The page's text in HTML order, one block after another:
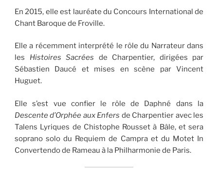
En 2015, elle est lauréate du Concours International de
Chant Baroque de Froville.
Elle a récemment interprété le rôle du Narrateur dans
les Histoires Sacrées de Charpentier, dirigées par
Sébastien Daucé et mises en scène par Vincent
Huguet.
Elle s’est vue confier le rôle de Daphné dans la
Descente d’Orphée aux Enfers de Charpentier avec les
Talens Lyriques de Chistophe Rousset à Bâle, et sera
soprano solo du Requiem de Campra et du Motet In
Convertendo de Rameau à la Philharmonie de Paris.